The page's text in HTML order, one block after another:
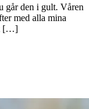
går den i gult. Våren
med alla mina
[…]